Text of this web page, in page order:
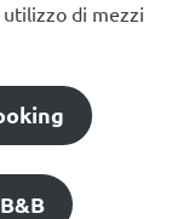
utilizzo di mezzi